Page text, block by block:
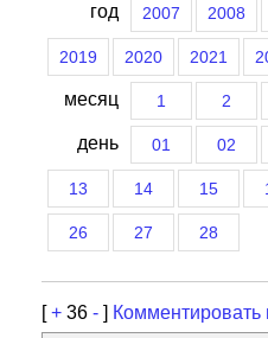
год 2007 2008
2019 2020 2021
месяц 1 2
день 01 02
13 14 15
26 27 28
[+ 36 - ]